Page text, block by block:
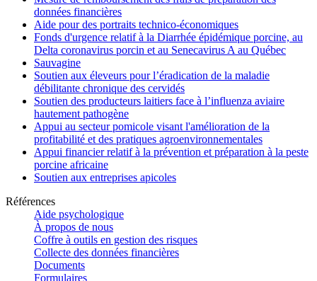
données financières
Aide pour des portraits technico-économiques
Fonds d'urgence relatif à la Diarrhée épidémique porcine, au
Delta coronavirus porcin et au Senecavirus A au Québec
Sauvagine
Soutien aux éleveurs pour l’éradication de la maladie
débilitante chronique des cervidés
Soutien des producteurs laitiers face à l’influenza aviaire
hautement pathogène
Appui au secteur pomicole visant l'amélioration de la
profitabilité et des pratiques agroenvironnementales
Appui financier relatif à la prévention et préparation à la peste
porcine africaine
Soutien aux entreprises apicoles
Références
Aide psychologique
À propos de nous
Coffre à outils en gestion des risques
Collecte des données financières
Documents
Formulaires